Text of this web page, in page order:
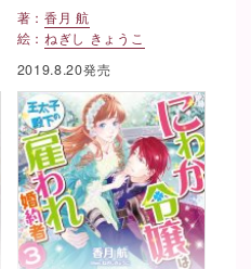
著： 香月 航
絵： ねぎし きょうこ
2019.8.20発売